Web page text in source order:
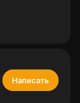
Написать